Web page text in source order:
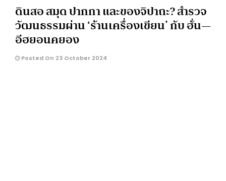
ดินสอ สมุด ปากกา และของจิปาถะ? สำรวจ
วัฒนธรรมผ่าน ‘ร้านเครื่องเขียน’ กับ ฮั่น—
อีฮยอนคยอง
Posted On 23 October 2024